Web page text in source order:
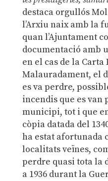
destaca orgullós
l’Arxiu naix amb la
quan l’Ajuntament
documentació amb
en el cas de la Carta
Malauradament, el
es va perdre,
incendis que es van
municipi, tot i que
còpia datada del
ha estat afortunada
localitats veïnes,
perdre quasi tota la
a 1936 durant la